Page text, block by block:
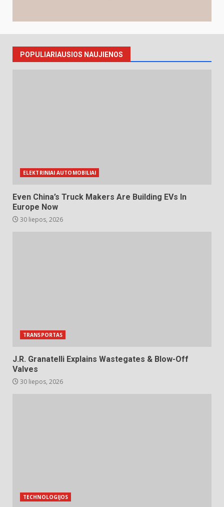
POPULIARIAUSIOS NAUJIENOS
ELEKTRINIAI AUTOMOBILIAI
Even China’s Truck Makers Are Building EVs In
Europe Now
30 liepos, 2026
TRANSPORTAS
J.R. Granatelli Explains Wastegates & Blow-Off
Valves
30 liepos, 2026
TECHNOLOGIJOS